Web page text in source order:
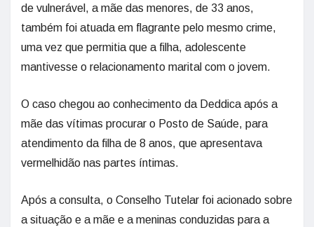
de vulnerável, a mãe das menores, de 33 anos,
também foi atuada em flagrante pelo mesmo crime,
uma vez que permitia que a filha, adolescente
mantivesse o relacionamento marital com o jovem.
O caso chegou ao conhecimento da Deddica após a
mãe das vítimas procurar o Posto de Saúde, para
atendimento da filha de 8 anos, que apresentava
vermelhidão nas partes íntimas.
Após a consulta, o Conselho Tutelar foi acionado sobre
a situação e a mãe e a meninas conduzidas para a